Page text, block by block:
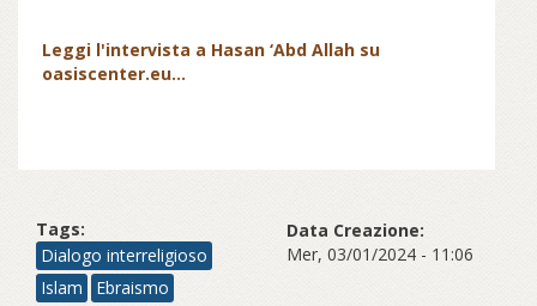
Leggi l'intervista a Hasan ‘Abd Allah su
oasiscenter.eu...
Tags:
Dialogo interreligioso
Islam
Ebraismo
Data Creazione:
Mer, 03/01/2024 - 11:06